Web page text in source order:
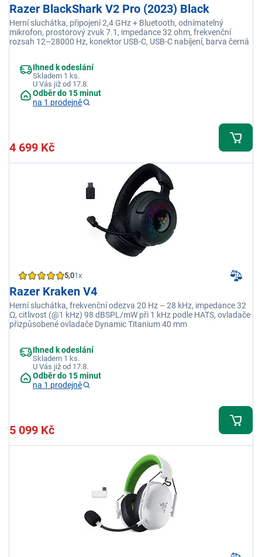
Razer BlackShark V2 Pro (2023) Black
Herní sluchátka, připojení 2,4 GHz + Bluetooth, odnímatelný
mikrofon, prostorový zvuk 7.1, impedance 32 ohm, frekvenční
rozsah 12–28000 Hz, konektor USB-C, USB-C nabíjení, barva černá
Ihned k odeslání
Skladem 1 ks.
U Vás již od 17.8.
Odběr do 15 minut
na 1 prodejně
4 699 Kč
5,01x
Razer Kraken V4
Herní sluchátka, frekvenční odezva 20 Hz – 28 kHz, impedance 32
Ω, citlivost (@1 kHz) 98 dBSPL/mW při 1 kHz podle HATS, ovladače
přizpůsobené ovladače Dynamic Titanium 40 mm
Ihned k odeslání
Skladem 1 ks.
U Vás již od 17.8.
Odběr do 15 minut
na 1 prodejně
5 099 Kč